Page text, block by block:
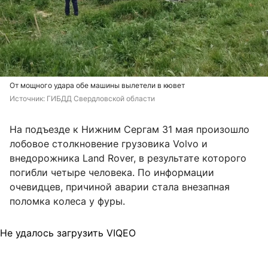
От мощного удара обе машины вылетели в кювет
Источник: ГИБДД Свердловской области
На подъезде к Нижним Сергам 31 мая произошло
лобовое столкновение грузовика Volvo и
внедорожника Land Rover, в результате которого
погибли четыре человека. По информации
очевидцев, причиной аварии стала внезапная
поломка колеса у фуры.
Не удалось загрузить VIQEO